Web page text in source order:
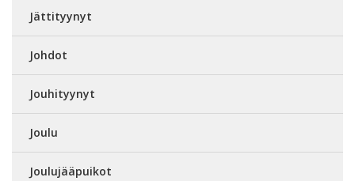
Jättityynyt
Johdot
Jouhityynyt
Joulu
Joulujääpuikot